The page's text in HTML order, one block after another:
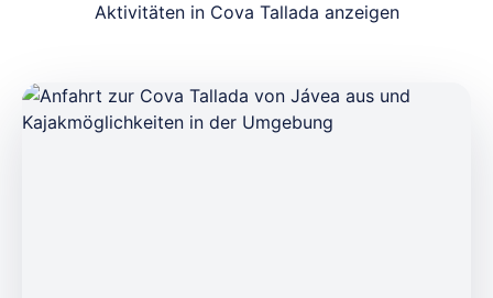
Aktivitäten in Cova Tallada anzeigen